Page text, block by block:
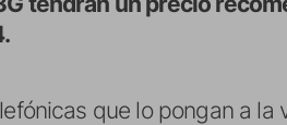
que lo pongan a la